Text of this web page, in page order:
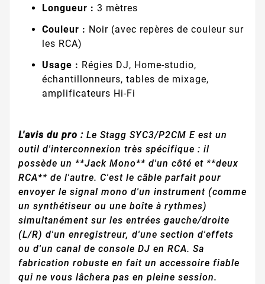
Longueur : 3 mètres
Couleur : Noir (avec repères de couleur sur
les RCA)
Usage : Régies DJ, Home-studio,
échantillonneurs, tables de mixage,
amplificateurs Hi-Fi
L'avis du pro : Le Stagg SYC3/P2CM E est un
outil d'interconnexion très spécifique : il
possède un **Jack Mono** d'un côté et **deux
RCA** de l'autre. C'est le câble parfait pour
envoyer le signal mono d'un instrument (comme
un synthétiseur ou une boîte à rythmes)
simultanément sur les entrées gauche/droite
(L/R) d'un enregistreur, d'une section d'effets
ou d'un canal de console DJ en RCA. Sa
fabrication robuste en fait un accessoire fiable
qui ne vous lâchera pas en pleine session.